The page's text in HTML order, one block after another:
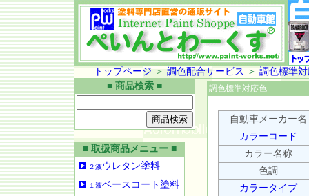
トップページ ＞ 調色配合サービス ＞ 調色標準
■ 商品検索 ■
■ 取扱商品メニュー ■
２液ウレタン塗料
１液ベースコート塗料
調色標準対応色
自動車メーカー名
カラーコード
カラー名称
色調
カラータイプ